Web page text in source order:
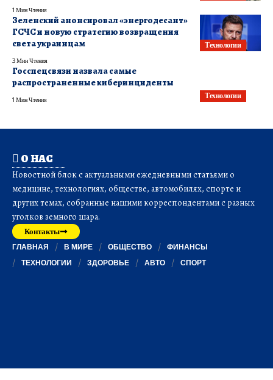
1 Мин Чтения
Технологии
Зеленский анонсировал «энергодесант»
ГСЧС и новую стратегию возвращения
света украинцам
3 Мин Чтения
Технологии
Госспецсвязи назвала самые
распространенные киберинциденты
1 Мин Чтения
О НАС
Новостной блок с актуальными ежедневными статьями о
медицине, технологиях, обществе, автомобилях, спорте и
других темах, собранные нашими корреспондентами с разных
уголков земного шара.
Контакты
ГЛАВНАЯ В МИРЕ ОБЩЕСТВО
ФИНАНСЫ
ТЕХНОЛОГИИ
ЗДОРОВЬЕ АВТО СПОРТ